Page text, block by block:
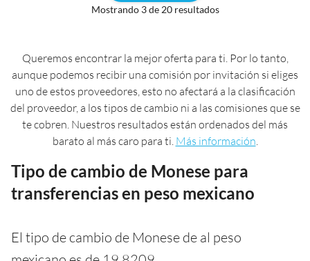
Mostrando 3 de 20 resultados
Queremos encontrar la mejor oferta para ti. Por lo tanto,
aunque podemos recibir una comisión por invitación si eliges
uno de estos proveedores, esto no afectará a la clasificación
del proveedor, a los tipos de cambio ni a las comisiones que se
te cobren. Nuestros resultados están ordenados del más
barato al más caro para ti. Más información
Tipo de cambio de Monese para
transferencias en peso mexicano
El tipo de cambio de Monese de al peso